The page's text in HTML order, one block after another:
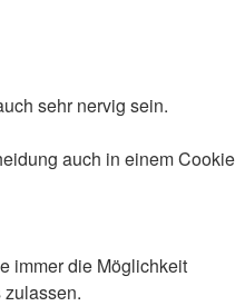
sehr nervig sein.
auch in einem Cookie
immer die Möglichkeit